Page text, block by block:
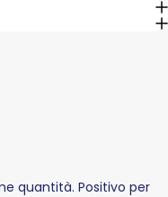
quantità. Positivo per